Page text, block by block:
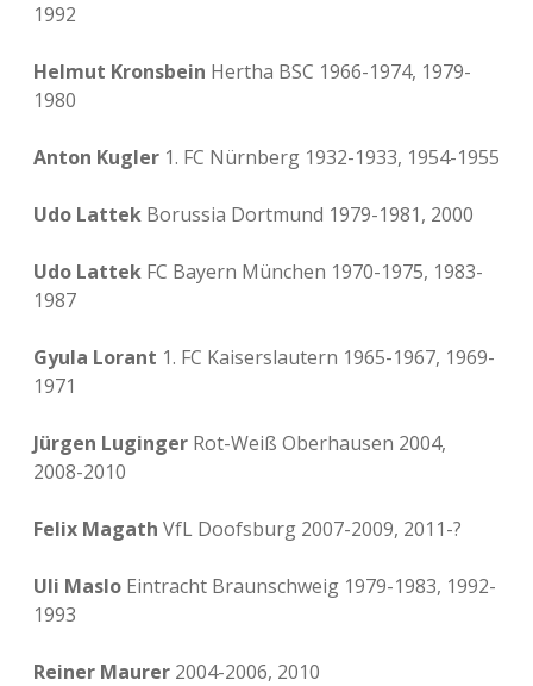
1992
Helmut Kronsbein Hertha BSC 1966-1974, 1979-
1980
Anton Kugler 1. FC Nürnberg 1932-1933, 1954-1955
Udo Lattek Borussia Dortmund 1979-1981, 2000
Udo Lattek FC Bayern München 1970-1975, 1983-
1987
Gyula Lorant 1. FC Kaiserslautern 1965-1967, 1969-
1971
Jürgen Luginger Rot-Weiß Oberhausen 2004,
2008-2010
Felix Magath VfL Doofsburg 2007-2009, 2011-?
Uli Maslo Eintracht Braunschweig 1979-1983, 1992-
1993
Reiner Maurer 2004-2006, 2010